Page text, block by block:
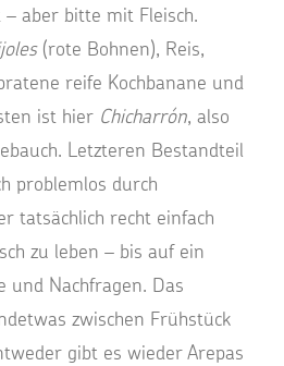
aber bitte mit Fleisch.
(rote Bohnen), Reis,
reife Kochbanane und
ist hier Chicharrón, also
Letzteren Bestandteil
problemlos durch
tatsächlich recht einfach
zu leben – bis auf ein
Nachfragen. Das
zwischen Frühstück
gibt es wieder Arepas